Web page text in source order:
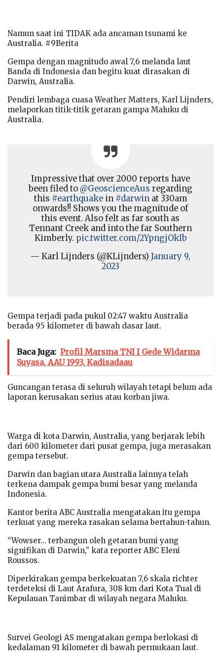
Namun saat ini TIDAK ada ancaman tsunami ke
Australia. #9Berita
Gempa dengan magnitudo awal 7,6 melanda laut
Banda di Indonesia dan begitu kuat dirasakan di
Darwin, Australia.
Pendiri lembaga cuasa Weather Matters, Karl Lijnders,
melaporkan titik-titik getaran gampa Maluku di
Australia.
Impressive that over 2000 reports have
been filed to@GeoscienceAus regarding
this #earthquakein #darwinat 330am
onwards!! Shows you the magnitude of
this event. Also felt as far south as
Tennant Creek and into the far Southern
Kimberly. pic.twitter.com/2YpngjOkIb
— Karl Lijnders (@KLijnders) January 9,
2023
Gempa terjadi pada pukul 02:47 waktu Australia
berada 95 kilometer di bawah dasar laut.
Baca Juga: Profil Marsma TNI I Gede Widarma
Suyasa, AAU 1993, Kadisadaau
Guncangan terasa di seluruh wilayah tetapi belum ada
laporan kerusakan serius atau korban jiwa.
Warga di kota Darwin, Australia, yang berjarak lebih
dari 600 kilometer dari pusat gempa, juga merasakan
gempa tersebut.
Darwin dan bagian utara Australia lainnya telah
terkena dampak gempa bumi besar yang melanda
Indonesia.
Kantor berita ABC Australia mengatakan itu gempa
terkuat yang mereka rasakan selama bertahun-tahun.
“Wowser… terbangun oleh getaran bumi yang
signifikan di Darwin,” kata reporter ABC Eleni
Roussos.
Diperkirakan gempa berkekuatan 7,6 skala richter
terdeteksi di Laut Arafura, 308 km dari Kota Tual di
Kepulauan Tanimbar di wilayah negara Maluku.
Survei Geologi AS mengatakan gempa berlokasi di
kedalaman 91 kilometer di bawah permukaan laut.